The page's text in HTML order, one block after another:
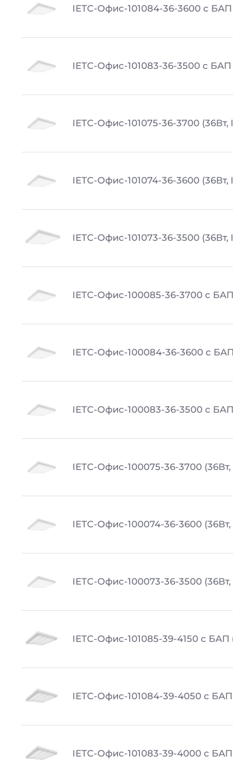
IETC-Офис-101084-36-3600 с
IETC-Офис-101083-36-3500 с
IETC-Офис-101075-36-3700
IETC-Офис-101074-36-3600
IETC-Офис-101073-36-3500
IETC-Офис-100085-36-3700 с
IETC-Офис-100084-36-3600 с
IETC-Офис-100083-36-3500 с
IETC-Офис-100075-36-3700
IETC-Офис-100074-36-3600
IETC-Офис-100073-36-3500
IETC-Офис-101085-39-4150 с БАП
IETC-Офис-101084-39-4050 с
IETC-Офис-101083-39-4000 с